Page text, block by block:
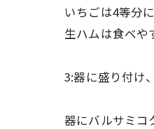
いちごは4等分
生ハムは食べや
3:器に盛り付け
器にバルサミコ